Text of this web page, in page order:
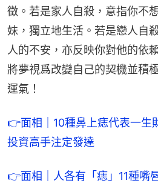
徵。若是家人自殺，意指你不
妹，獨立地生活。若是戀人自
人的不安，亦反映你對他的依
將夢視爲改變自己的契機並積
運氣！
👉面相｜10種鼻上痣代表一生
投資高手注定發達
👉面相｜人各有「痣」11種嘴